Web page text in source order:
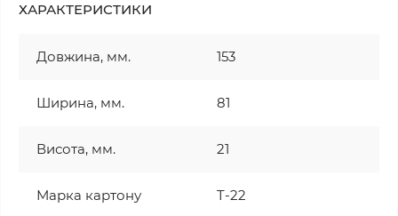
ХАРАКТЕРИСТИКИ
Довжина, мм. 153
Ширина, мм. 81
Висота, мм. 21
Марка картону T-22